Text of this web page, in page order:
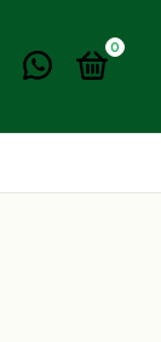
0